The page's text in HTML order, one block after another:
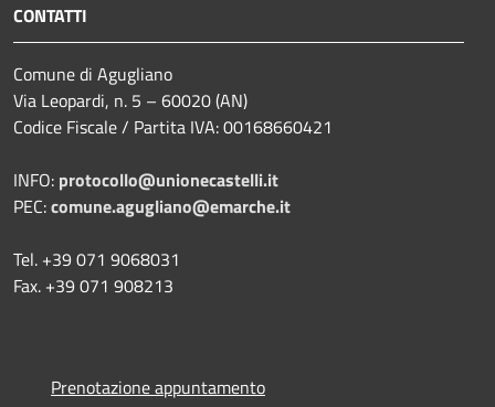
CONTATTI
Comune di Agugliano
Via Leopardi, n. 5 – 60020 (AN)
Codice Fiscale / Partita IVA: 00168660421
INFO: protocollo@unionecastelli.it
PEC:comune.agugliano@emarche.it
Tel. +39 071 9068031
Fax. +39 071 908213
Prenotazione appuntamento